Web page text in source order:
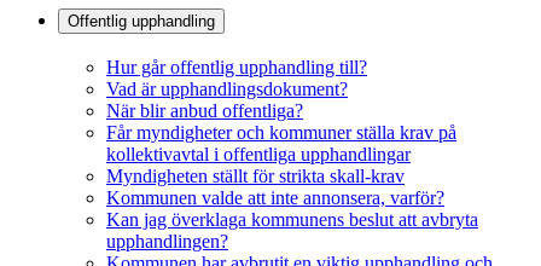
Offentlig upphandling
Hur går offentlig upphandling till?
Vad är upphandlingsdokument?
När blir anbud offentliga?
Får myndigheter och kommuner ställa krav på
kollektivavtal i offentliga upphandlingar
Myndigheten ställt för strikta skall-krav
Kommunen valde att inte annonsera, varför?
Kan jag överklaga kommunens beslut att avbryta
upphandlingen?